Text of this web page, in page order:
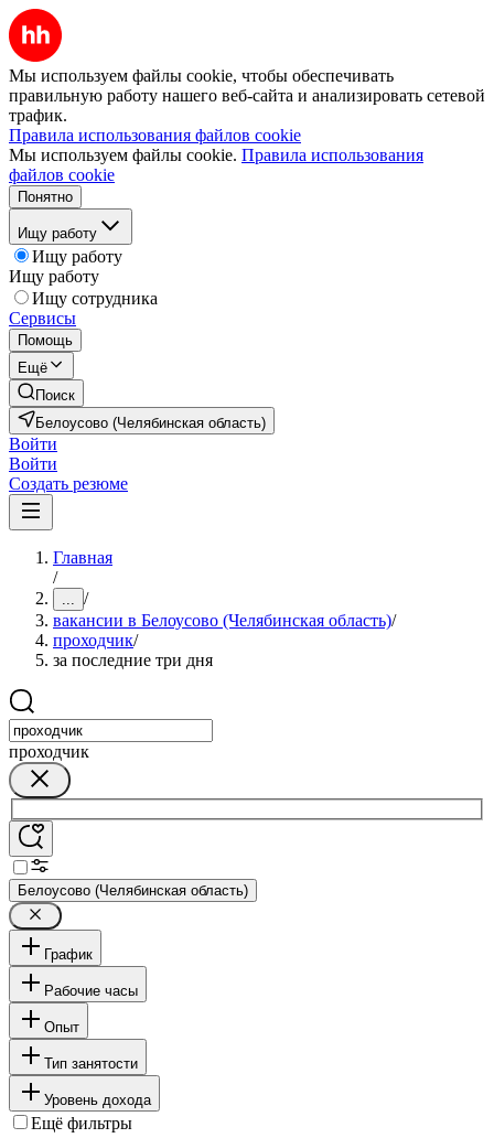
Мы используем файлы cookie, чтобы обеспечивать
правильную работу нашего веб-сайта и анализировать сетевой
трафик.
Правила использования файлов cookie
Мы используем файлы cookie. Правила использования
файлов cookie
Понятно
Ищу работу
Ищу работу
Ищу работу
Ищу сотрудника
Сервисы
Помощь
Ещё
Поиск
Белоусово (Челябинская область)
Войти
Войти
Создать резюме
Главная
/
... /
вакансии в Белоусово (Челябинская область)/
проходчик/
за последние три дня
проходчик
Белоусово (Челябинская область)
График
Рабочие часы
Опыт
Тип занятости
Уровень дохода
Ещё фильтры